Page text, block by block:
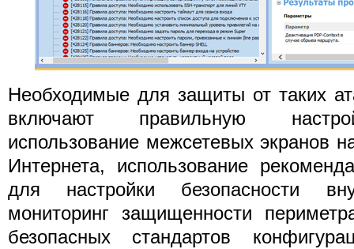
Необходимые для защиты от таких
включают правильную
использование межсетевых экранов
Интернета, использование
для настройки безопасности
мониторинг защищенности
безопасных стандартов